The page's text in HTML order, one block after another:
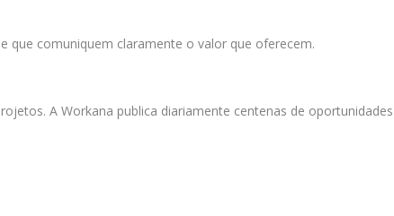
que comuniquem claramente o valor que oferecem.
A Workana publica diariamente centenas de oportunidades